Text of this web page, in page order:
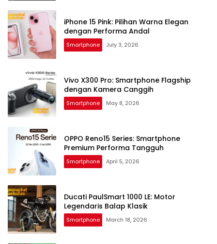
iPhone 15 Pink: Pilihan Warna Elegan
dengan Performa Andal
Smartphone July 3, 2026
Vivo X300 Pro: Smartphone Flagship
dengan Kamera Canggih
Smartphone May 8, 2026
OPPO Reno15 Series: Smartphone
Premium Performa Tangguh
Smartphone April 5, 2026
Ducati PaulSmart 1000 LE: Motor
Legendaris Balap Klasik
Smartphone March 18, 2026